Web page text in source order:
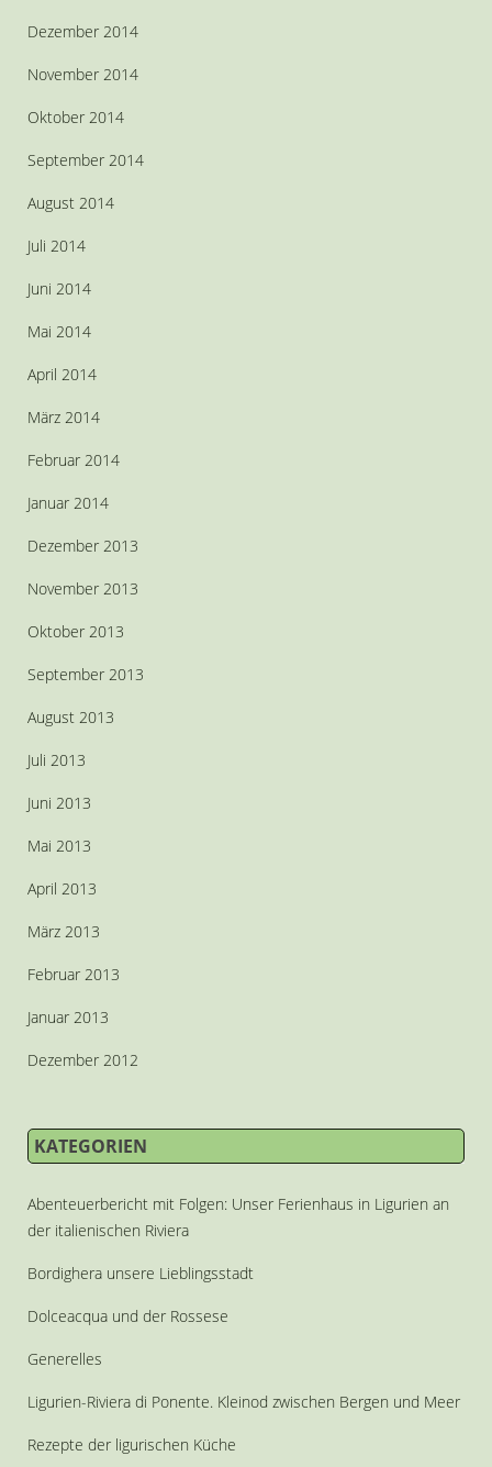
Dezember 2014
November 2014
Oktober 2014
September 2014
August 2014
Juli 2014
Juni 2014
Mai 2014
April 2014
März 2014
Februar 2014
Januar 2014
Dezember 2013
November 2013
Oktober 2013
September 2013
August 2013
Juli 2013
Juni 2013
Mai 2013
April 2013
März 2013
Februar 2013
Januar 2013
Dezember 2012
KATEGORIEN
Abenteuerbericht mit Folgen: Unser Ferienhaus in Ligurien an
der italienischen Riviera
Bordighera unsere Lieblingsstadt
Dolceacqua und der Rossese
Generelles
Ligurien-Riviera di Ponente. Kleinod zwischen Bergen und Meer
Rezepte der ligurischen Küche